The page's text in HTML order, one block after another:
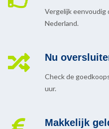
Vergelijk eenvoudig
Nederland.
Nu
Check de
uur.
Makkelijk